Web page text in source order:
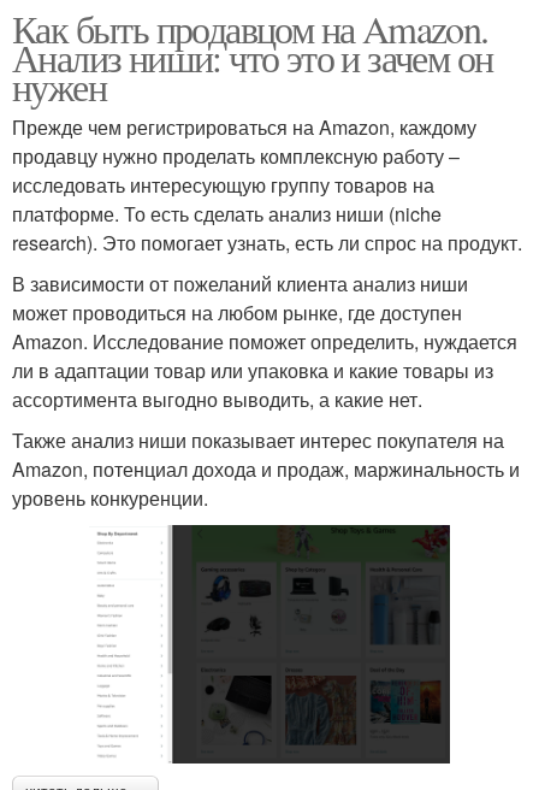
Как быть продавцом на Amazon.
Анализ ниши: что это и зачем он
нужен
Прежде чем регистрироваться на Amazon, каждому
продавцу нужно проделать комплексную работу –
исследовать интересующую группу товаров на
платформе. То есть сделать анализ ниши (niche
research). Это помогает узнать, есть ли спрос на продукт.
В зависимости от пожеланий клиента анализ ниши
может проводиться на любом рынке, где доступен
Amazon. Исследование поможет определить, нуждается
ли в адаптации товар или упаковка и какие товары из
ассортимента выгодно выводить, а какие нет.
Также анализ ниши показывает интерес покупателя на
Amazon, потенциал дохода и продаж, маржинальность и
уровень конкуренции.